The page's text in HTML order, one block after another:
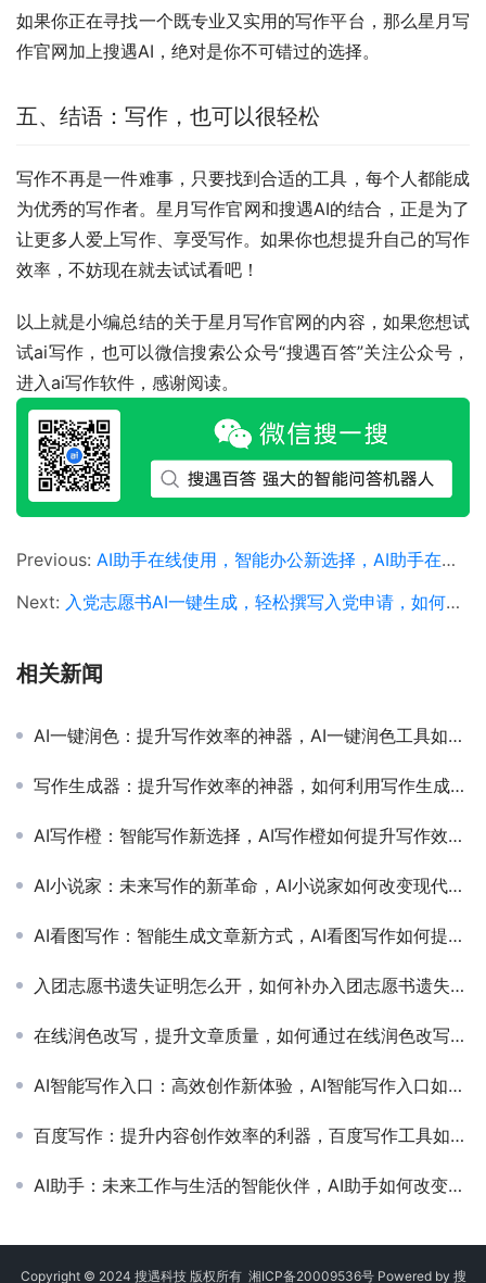
如果你正在寻找一个既专业又实用的写作平台，那么星月写
作官网加上搜遇AI，绝对是你不可错过的选择。
五、结语：写作，也可以很轻松
写作不再是一件难事，只要找到合适的工具，每个人都能成
为优秀的写作者。星月写作官网和搜遇AI的结合，正是为了
让更多人爱上写作、享受写作。如果你也想提升自己的写作
效率，不妨现在就去试试看吧！
以上就是小编总结的关于星月写作官网的内容，如果您想试
试ai写作，也可以微信搜索公众号“搜遇百答”关注公众号，
进入ai写作软件，感谢阅读。
Previous: AI助手在线使用，智能办公新选择，AI助手在线使用教程与实用功能解析
Next: 入党志愿书AI一键生成，轻松撰写入党申请，如何使用AI工具快速生成入党志愿书
相关新闻
AI一键润色：提升写作效率的神器，AI一键润色工具如何改变现代写作方式
写作生成器：提升写作效率的神器，如何利用写作生成器提高文章创作效率
AI写作橙：智能写作新选择，AI写作橙如何提升写作效率与质量
AI小说家：未来写作的新革命，AI小说家如何改变现代文学创作
AI看图写作：智能生成文章新方式，AI看图写作如何提升内容创作效率
入团志愿书遗失证明怎么开，如何补办入团志愿书遗失证明流程
在线润色改写，提升文章质量，如何通过在线润色改写优化文章内容
AI智能写作入口：高效创作新体验，AI智能写作入口如何提升内容创作效率
百度写作：提升内容创作效率的利器，百度写作工具如何帮助用户优化文章结构和SEO排名
AI助手：未来工作与生活的智能伙伴，AI助手如何改变现代人的工作效率与生活方式
Copyright © 2024 搜遇科技 版权所有 湘ICP备20009536号Powered by 搜